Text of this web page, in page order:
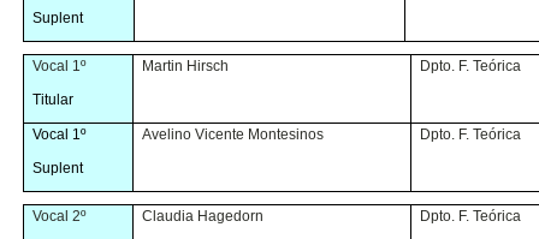
Suplent
Vocal 1º
Titular
Martin Hirsch Dpto. F. Teórica
Vocal 1º
Suplent
Avelino Vicente Montesinos Dpto. F. Teórica
Vocal 2º
Claudia Hagedorn Dpto. F. Teórica